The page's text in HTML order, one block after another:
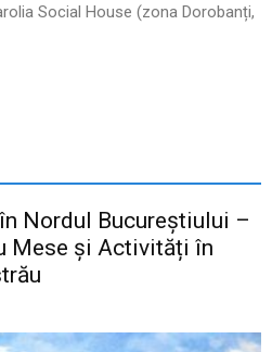
Social House (zona Dorobanți,
Nordul Bucureștiului –
Mese și Activități în